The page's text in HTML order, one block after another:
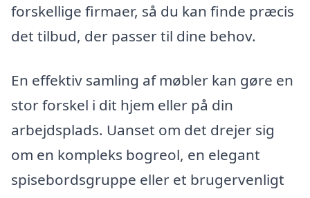
forskellige firmaer, så du kan finde præcis
det tilbud, der passer til dine behov.
En effektiv samling af møbler kan gøre en
stor forskel i dit hjem eller på din
arbejdsplads. Uanset om det drejer sig
om en kompleks bogreol, en elegant
spisebordsgruppe eller et brugervenligt